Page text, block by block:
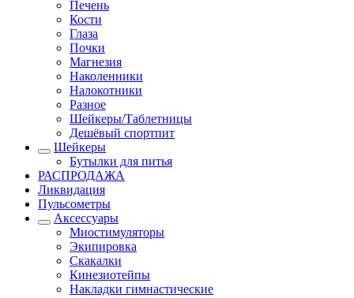
Печень
Кости
Глаза
Почки
Магнезия
Наколенники
Налокотники
Разное
Шейкеры/Таблетницы
Дешёвый спортпит
Шейкеры
Бутылки для питья
РАСПРОДАЖА
Ликвидация
Пульсометры
Аксессуары
Миостимуляторы
Экипировка
Скакалки
Кинезиотейпы
Накладки гимнастические